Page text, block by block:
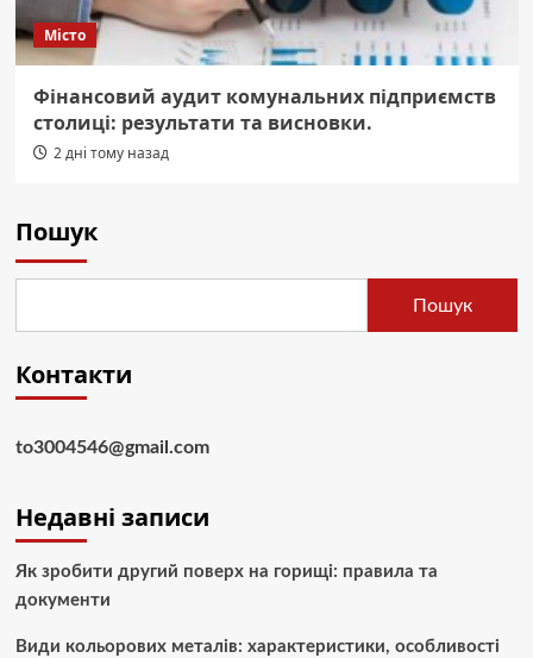
Місто
Фінансовий аудит комунальних підприємств
столиці: результати та висновки.
2 дні тому назад
Пошук
Пошук
Контакти
to3004546@gmail.com
Недавні записи
Як зробити другий поверх на горищі: правила та
документи
Види кольорових металів: характеристики, особливості